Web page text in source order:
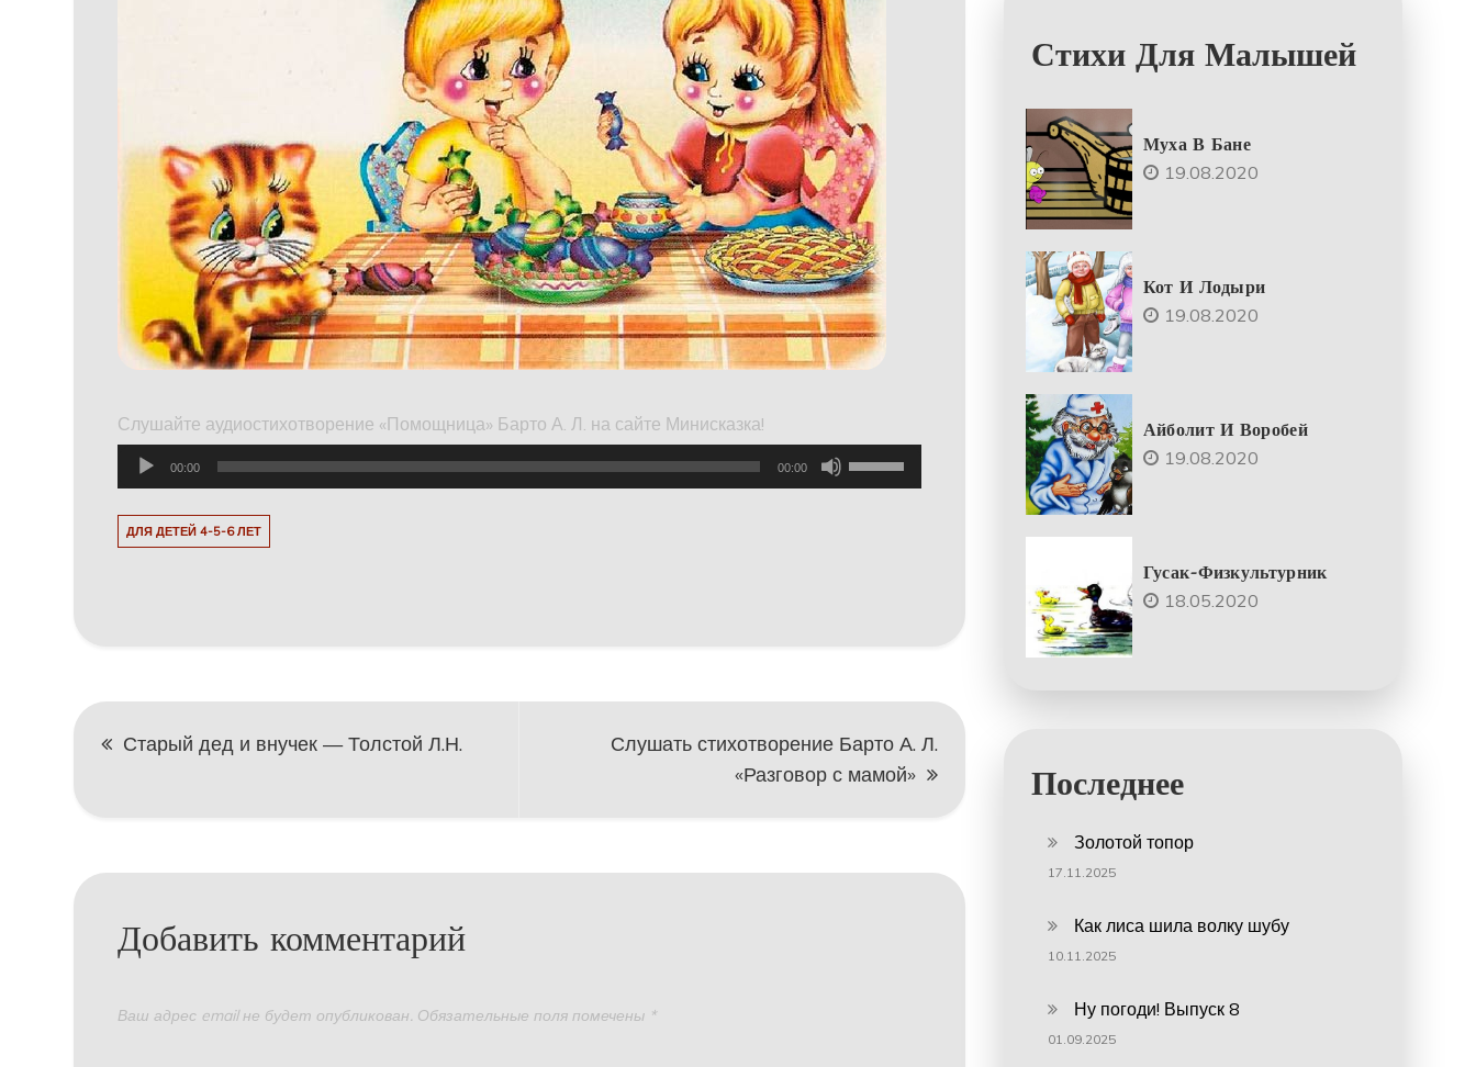
Слушайте аудиостихотворение «Помощница» Барто А. Л. на сайте Минисказка!
Аудиоплеер
00:00 00:00
Используйте
клавиши
громкость.
ДЛЯ ДЕТЕЙ 4-5-6 ЛЕТ
Навигация
по
записям
Старый дед и внучек — Толстой Л.Н.
Слушать стихотворение Барто А. Л.
«Разговор с мамой»
Добавить комментарий
Ваш адрес email не будет опубликован. Обязательные поля помечены *
Стихи Для Малышей
Муха В Бане
19.08.2020
Кот И Лодыри
19.08.2020
Айболит И Воробей
19.08.2020
Гусак-Физкультурник
18.05.2020
Последнее
Золотой топор
17.11.2025
Как лиса шила волку шубу
10.11.2025
Ну погоди! Выпуск 8
01.09.2025